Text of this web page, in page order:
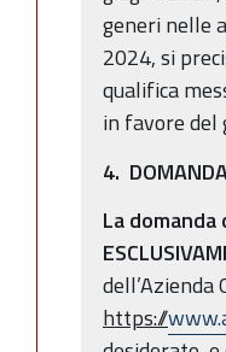
generi nelle
2024, si
qualifica
in favore del
4.
La
https://